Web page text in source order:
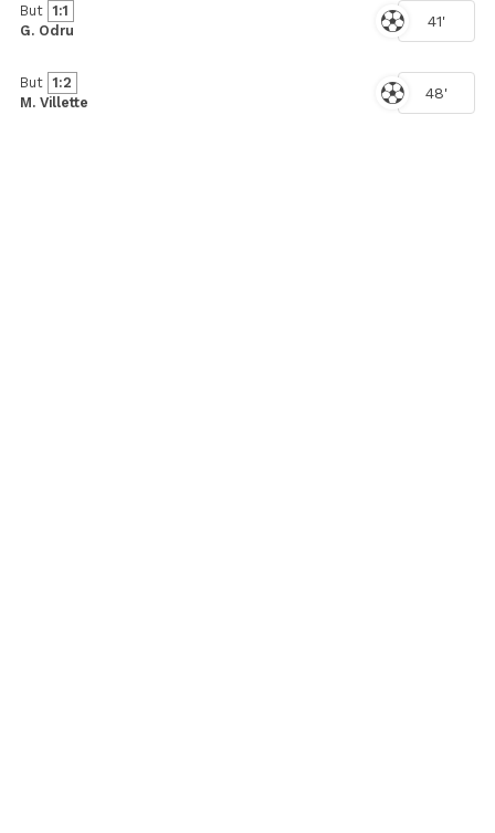
41'
But 1:1
G. Odru
48'
But 1:2
M. Villette